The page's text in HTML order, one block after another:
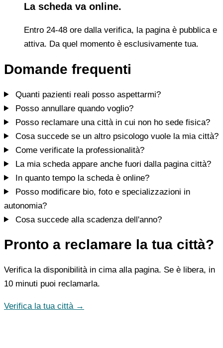
La scheda va online.
Entro 24-48 ore dalla verifica, la pagina è pubblica e
attiva. Da quel momento è esclusivamente tua.
Domande frequenti
Quanti pazienti reali posso aspettarmi?
Posso annullare quando voglio?
Posso reclamare una città in cui non ho sede fisica?
Cosa succede se un altro psicologo vuole la mia città?
Come verificate la professionalità?
La mia scheda appare anche fuori dalla pagina città?
In quanto tempo la scheda è online?
Posso modificare bio, foto e specializzazioni in
autonomia?
Cosa succede alla scadenza dell'anno?
Pronto a reclamare la tua città?
Verifica la disponibilità in cima alla pagina. Se è libera, in
10 minuti puoi reclamarla.
Verifica la tua città →